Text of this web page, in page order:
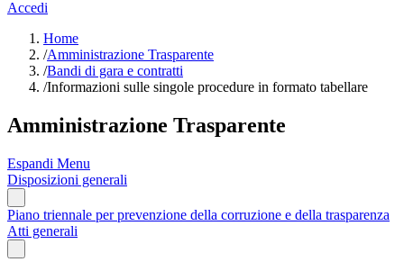
Accedi
Home
/Amministrazione Trasparente
/Bandi di gara e contratti
/Informazioni sulle singole procedure in formato tabellare
Amministrazione Trasparente
Espandi Menu
Disposizioni generali
Piano triennale per prevenzione della corruzione e della trasparenza
Atti generali